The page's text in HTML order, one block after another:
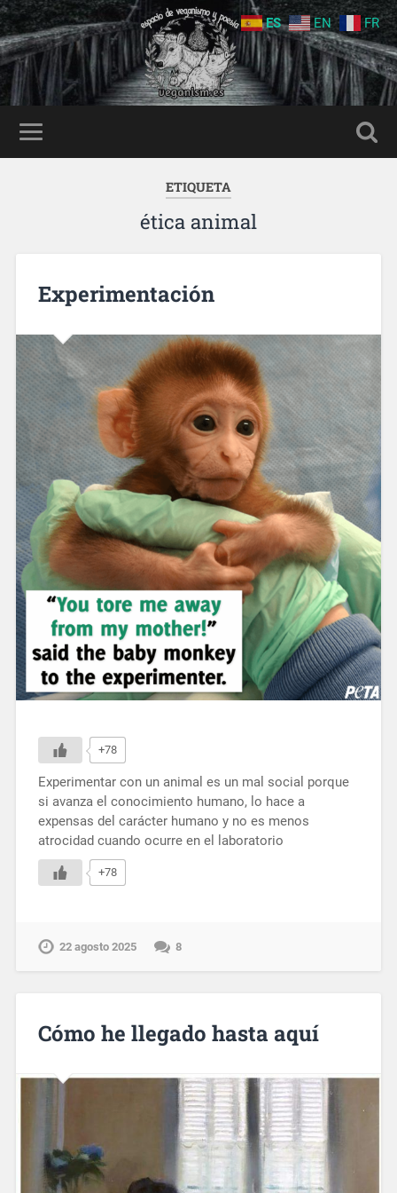
ETIQUETA
ética animal
Experimentación
+78
Experimentar con un animal es un mal social porque
si avanza el conocimiento humano, lo hace a
expensas del carácter humano y no es menos
atrocidad cuando ocurre en el laboratorio
+78
22 agosto 2025 8
Cómo he llegado hasta aquí
ES EN FR